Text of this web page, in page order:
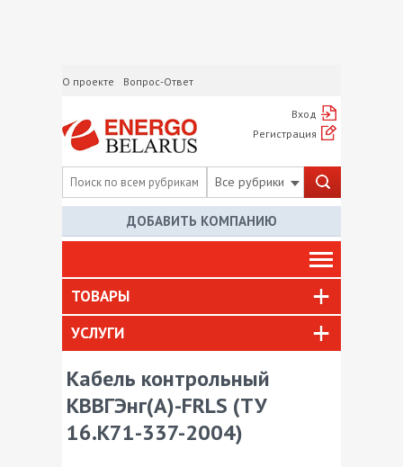
О проекте Вопрос-Ответ
Вход
Регистрация
Все рубрики
ДОБАВИТЬ КОМПАНИЮ
ТОВАРЫ
УСЛУГИ
Кабель контрольный
КВВГЭнг(А)-FRLS (ТУ
16.К71-337-2004)